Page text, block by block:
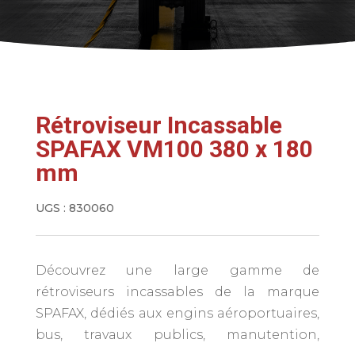
Rétroviseur Incassable
SPAFAX VM100 380 x 180
mm
UGS : 830060
Découvrez une large gamme de
rétroviseurs incassables de la marque
SPAFAX, dédiés aux engins aéroportuaires,
bus, travaux publics, manutention,